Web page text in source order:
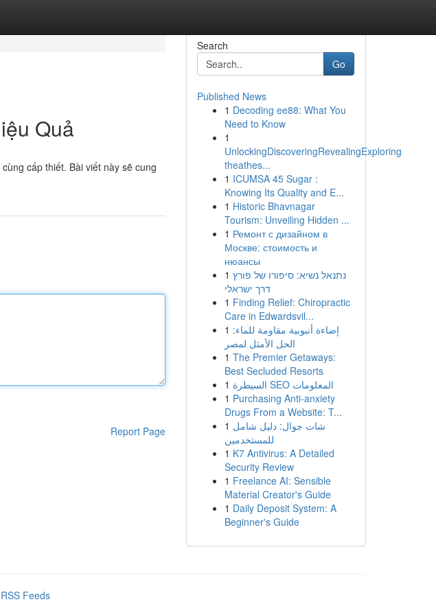
Quả
cấp thiết. Bài viết này sẽ cung
Report Page
Search
Go
Published News
1 Decoding ee88: What You
Need to Know
1
UnlockingDiscoveringRevealingExploring
theathes...
1 ICUMSA 45 Sugar :
Knowing Its Quality and E...
1 Historic Bhavnagar
Tourism: Unveiling Hidden ...
1 Ремонт с дизайном в
Москве: стоимость и
нюансы
1 נתנאל נשיא: סיפורו של פורץ
דרך ישראלי
1 Finding Relief: Chiropractic
Care in Edwardsvil...
1 إضاءة أنبوبية مقاومة للماء:
الحل الأمثل لمصر
1 The Premier Getaways:
Best Secluded Resorts
1
السيطرة SEO المعلومات
1 Purchasing Anti-anxiety
Drugs From a Website: T...
1 شات جوال: دليل شامل
للمستخدمين
1 K7 Antivirus: A Detailed
Security Review
1 Freelance AI: Sensible
Material Creator's Guide
1 Daily Deposit System: A
Beginner's Guide
Feeds